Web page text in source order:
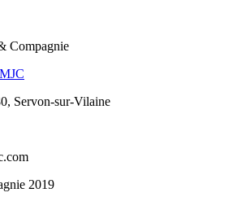
Compagnie
Servon-sur-Vilaine
2019